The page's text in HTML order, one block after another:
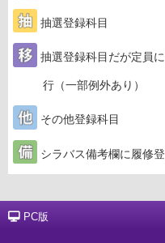
抽選登録科目
抽選登録科目だが定員
行（一部例外あり）
その他登録科目
シラバス備考欄に履修
PC版